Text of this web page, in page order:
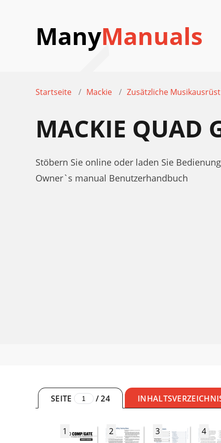
ManyManuals
Startseite Mackie Zusätzliche
MACKIE QUAD
Stöbern Sie online oder laden Sie
Owner`s manual Benutzerhandbuch
SEITE /24
1 2 3 4